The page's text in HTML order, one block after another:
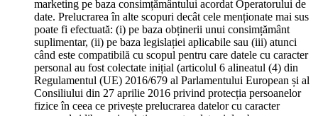
marketing pe baza consimțământului acordat Operatorului de
date. Prelucrarea în alte scopuri decât cele menționate mai sus
poate fi efectuată: (i) pe baza obținerii unui consimțământ
suplimentar, (ii) pe baza legislației aplicabile sau (iii) atunci
când este compatibilă cu scopul pentru care datele cu caracter
personal au fost colectate inițial (articolul 6 alineatul (4) din
Regulamentul (UE) 2016/679 al Parlamentului European și al
Consiliului din 27 aprilie 2016 privind protecția persoanelor
fizice în ceea ce privește prelucrarea datelor cu caracter